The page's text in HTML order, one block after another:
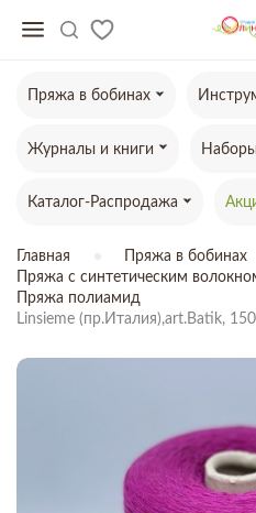
Пряжа в бобинах
Журналы и книги
Каталог-Распродажа
Главная
Пряжа в бобинах
Пряжа с синтетическим
Пряжа полиамид
Linsieme (пр.Италия),art.Batik,